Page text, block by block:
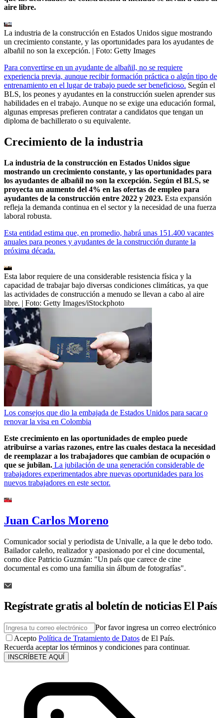
aire libre.
La industria de la construcción en Estados Unidos sigue mostrando
un crecimiento constante, y las oportunidades para los ayudantes de
albañil no son la excepción. | Foto: Getty Images
Para convertirse en un ayudante de albañil, no se requiere
experiencia previa, aunque recibir formación práctica o algún tipo de
entrenamiento en el lugar de trabajo puede ser beneficioso. Según el
BLS, los peones y ayudantes en la construcción suelen aprender sus
habilidades en el trabajo. Aunque no se exige una educación formal,
algunas empresas prefieren contratar a candidatos que tengan un
diploma de bachillerato o su equivalente.
Crecimiento de la industria
La industria de la construcción en Estados Unidos sigue
mostrando un crecimiento constante, y las oportunidades para
los ayudantes de albañil no son la excepción. Según el BLS, se
proyecta un aumento del 4% en las ofertas de empleo para
ayudantes de la construcción entre 2022 y 2023. Esta expansión
refleja la demanda continua en el sector y la necesidad de una fuerza
laboral robusta.
Esta entidad estima que, en promedio, habrá unas 151.400 vacantes
anuales para peones y ayudantes de la construcción durante la
próxima década.
Esta labor requiere de una considerable resistencia física y la
capacidad de trabajar bajo diversas condiciones climáticas, ya que
las actividades de construcción a menudo se llevan a cabo al aire
libre. | Foto: Getty Images/iStockphoto
Los consejos que dio la embajada de Estados Unidos para sacar o
renovar la visa en Colombia
Este crecimiento en las oportunidades de empleo puede
atribuirse a varias razones, entre las cuales destaca la necesidad
de reemplazar a los trabajadores que cambian de ocupación o
que se jubilan. La jubilación de una generación considerable de
trabajadores experimentados abre nuevas oportunidades para los
nuevos trabajadores en este sector.
Juan Carlos Moreno
Comunicador social y periodista de Univalle, a la que le debo todo.
Bailador caleño, realizador y apasionado por el cine documental,
como dice Patricio Guzmán: "Un país que carece de cine
documental es como una familia sin álbum de fotografías".
Regístrate gratis al boletín de noticias El País
Por favor ingresa un correo electrónico
Acepto Política de Tratamiento de Datos de El País.
Recuerda aceptar los términos y condiciones para continuar.
INSCRÍBETE AQUÍ